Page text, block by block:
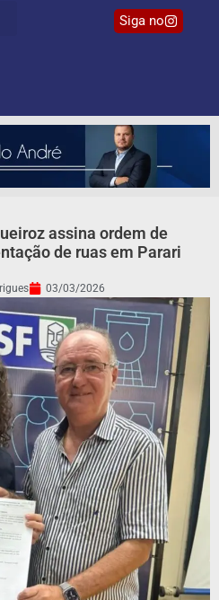
Siga no
assina ordem de
de ruas em Parari
03/03/2026